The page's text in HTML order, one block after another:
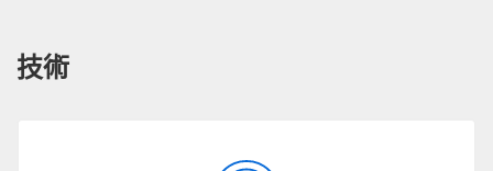
技術